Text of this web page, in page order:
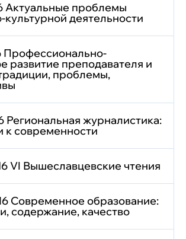
Актуальные проблемы
культурной деятельности
Профессионально-
развитие преподавателя и
проблемы,
Региональная журналистика:
к современности
VI Вышеславцевские чтения
Современное образование:
содержание, качество